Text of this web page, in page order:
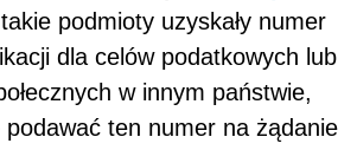
podmioty uzyskały numer
dla celów podatkowych lub
w innym państwie,
ten numer na żądanie